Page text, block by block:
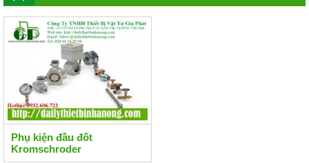
Phụ kiện đầu đốt
Kromschroder